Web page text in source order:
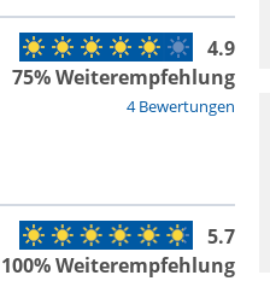
4 Bewertungen
4.9
75% Weiterempfehlung
5.7
100% Weiterempfehlung